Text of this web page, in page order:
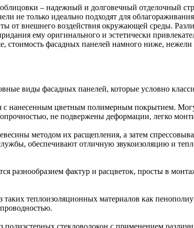
– надежный и долговечный отделочный
не только идеально подходят для
от внешнего воздействия окружающей среды.
ему оригинального и эстетически
стоимость фасадных панелей намного ниже,
виды фасадных панелей, которые условно
нанесенным цветным полимерным покрытием.
не подвержены деформации, легко
методом их расщепления, а затем
обеспечивают отличную звукоизоляцию и
разнообразием фактур и расцветок, просты в
теплоизоляционных материалов как